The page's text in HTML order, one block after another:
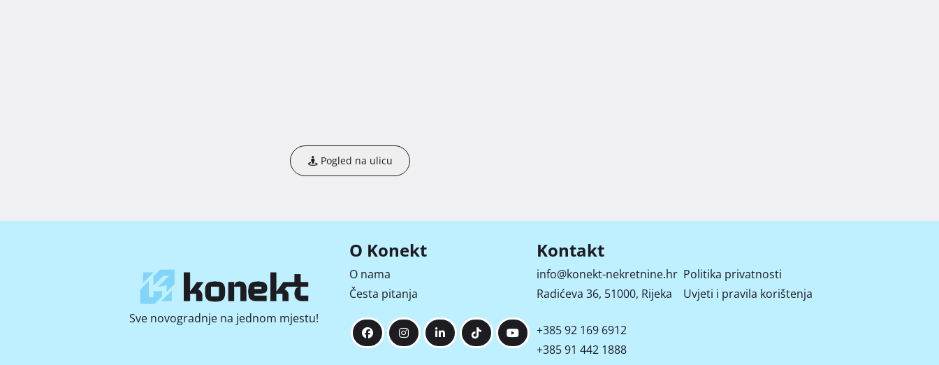
Pogled na ulicu
Sve novogradnje na jednom mjestu!
O Konekt
O nama
Česta pitanja
Kontakt
info@konekt-nekretnine.hr
Radićeva 36, 51000, Rijeka
+385 92 169 6912
+385 91 442 1888
Politika privatnosti
Uvjeti i pravila korištenja